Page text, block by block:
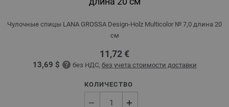
Чулочные спицы LANA GROSSA Design-Holz Multicolor № 7,0 длина 20
см
11,72 €
13,69 $ без НДС, без учета стоимости доставки
КОЛИЧЕСТВО